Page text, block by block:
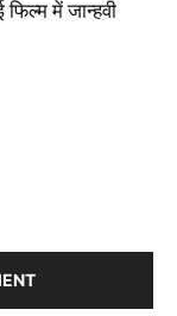
में जान्हवी